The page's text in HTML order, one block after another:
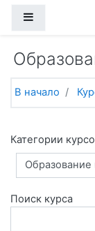
В начало
Категории
Поиск курса